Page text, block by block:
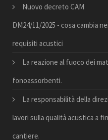
Nuovo decreto CAM
DM24/11/2025 - cosa cambia nei
requisiti acustici
La reazione al fuoco dei
fonoassorbenti.
La responsabilità della
lavori sulla qualità acustica a
cantiere.